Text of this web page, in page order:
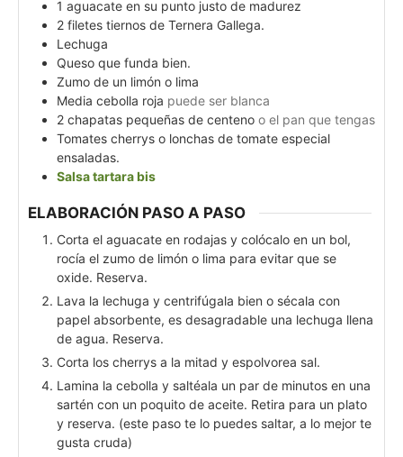
1 aguacate en su punto justo de madurez
2 filetes tiernos de Ternera Gallega.
Lechuga
Queso que funda bien.
Zumo de un limón o lima
Media cebolla roja puede ser blanca
2 chapatas pequeñas de centeno o el pan que tengas
Tomates cherrys o lonchas de tomate especial
ensaladas.
Salsa tartara bis
ELABORACIÓN PASO A PASO
Corta el aguacate en rodajas y colócalo en un bol,
rocía el zumo de limón o lima para evitar que se
oxide. Reserva.
Lava la lechuga y centrifúgala bien o sécala con
papel absorbente, es desagradable una lechuga llena
de agua. Reserva.
Corta los cherrys a la mitad y espolvorea sal.
Lamina la cebolla y saltéala un par de minutos en una
sartén con un poquito de aceite. Retira para un plato
y reserva. (este paso te lo puedes saltar, a lo mejor te
gusta cruda)